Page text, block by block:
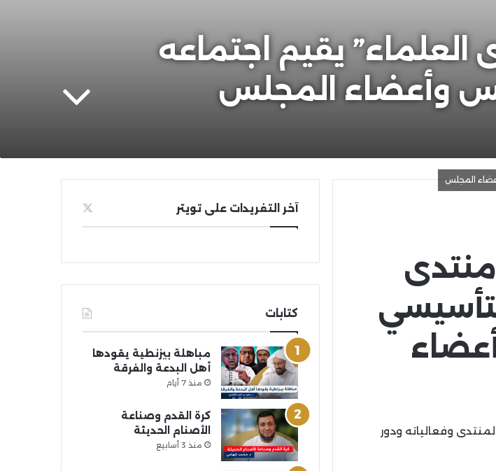
العلماء” يقيم اجتماعه
وأعضاء المجلس
المجلس
وفعالياته ودور
آخر التغريدات على تويتر
كتابات
مباهلة بيزنطية يقودها
أهل البدعة والفرقة
منذ 7 أيام
كرة القدم وصناعة
الأصنام الحديثة
منذ 3 أسابيع